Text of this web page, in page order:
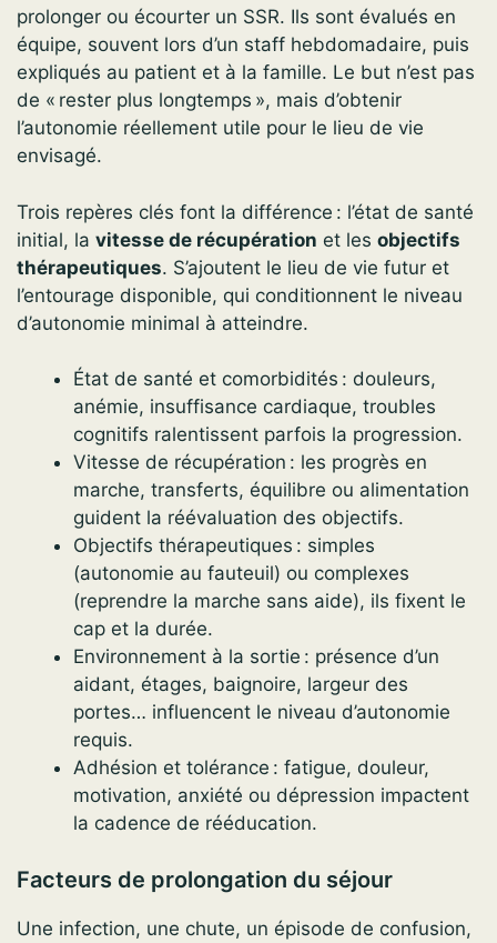
prolonger ou écourter un SSR. Ils sont évalués en
équipe, souvent lors d’un staff hebdomadaire, puis
expliqués au patient et à la famille. Le but n’est pas
de « rester plus longtemps », mais d’obtenir
l’autonomie réellement utile pour le lieu de vie
envisagé.
Trois repères clés font la différence : l’état de santé
initial, la vitesse de récupération et les objectifs
thérapeutiques. S’ajoutent le lieu de vie futur et
l’entourage disponible, qui conditionnent le niveau
d’autonomie minimal à atteindre.
État de santé et comorbidités : douleurs,
anémie, insuffisance cardiaque, troubles
cognitifs ralentissent parfois la progression.
Vitesse de récupération : les progrès en
marche, transferts, équilibre ou alimentation
guident la réévaluation des objectifs.
Objectifs thérapeutiques : simples
(autonomie au fauteuil) ou complexes
(reprendre la marche sans aide), ils fixent le
cap et la durée.
Environnement à la sortie : présence d’un
aidant, étages, baignoire, largeur des
portes… influencent le niveau d’autonomie
requis.
Adhésion et tolérance : fatigue, douleur,
motivation, anxiété ou dépression impactent
la cadence de rééducation.
Facteurs de prolongation du séjour
Une infection, une chute, un épisode de confusion,